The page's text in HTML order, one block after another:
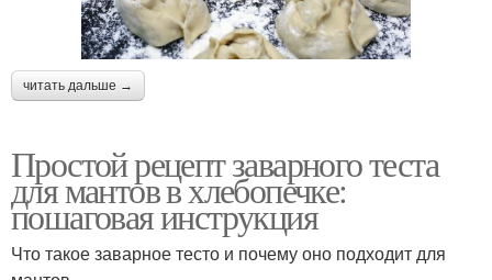
читать дальше →
Простой рецепт заварного теста
для мантов в хлебопечке:
пошаговая инструкция
Что такое заварное тесто и почему оно подходит для